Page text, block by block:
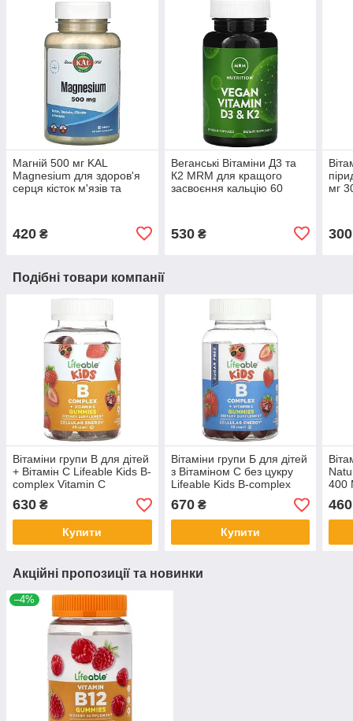
Магній 500 мг KAL
Magnesium для здоров'я
серця кісток м'язів та
420 ₴
Веганські Вітаміни Д3 та
К2 MRM для кращого
засвоєння кальцію 60
530₴
мг
300
Подібні товари компанії
Вітаміни групи В для дітей
+ Вiтамiн С Lifeable Kids B-
complex Vitamin C
Gummies смак полуниці
60 мармеладок
630 ₴
Купити
Вітаміни групи Б для дітей
з Вiтамiном С без цукру
Lifeable Kids B-complex
Vitamin C Gummies смак
полуниці 60 мармеладок
670₴
Купити
400
460
Акційні пропозиції та новинки
–4%